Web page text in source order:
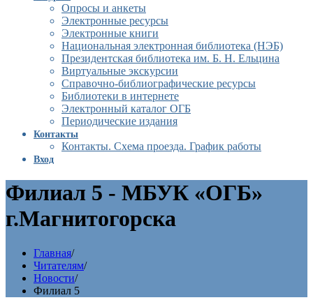
Опросы и анкеты
Электронные ресурсы
Электронные книги
Национальная электронная библиотека (НЭБ)
Президентская библиотека им. Б. Н. Ельцина
Виртуальные экскурсии
Справочно-библиографические ресурсы
Библиотеки в интернете
Электронный каталог ОГБ
Периодические издания
Контакты
Контакты. Схема проезда. График работы
Вход
Филиал 5 - МБУК «ОГБ»
г.Магнитогорска
Главная/
Читателям/
Новости/
Филиал 5